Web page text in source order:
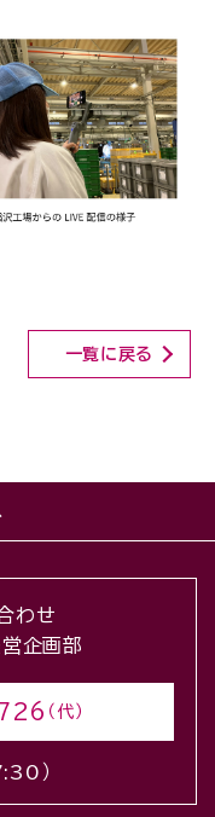
一覧に戻る
わせ
企画部
（代）
）